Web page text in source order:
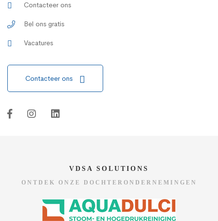
Contacteer ons
Bel ons gratis
Vacatures
Contacteer ons
VDSA SOLUTIONS
ONTDEK ONZE DOCHTERONDERNEMINGEN